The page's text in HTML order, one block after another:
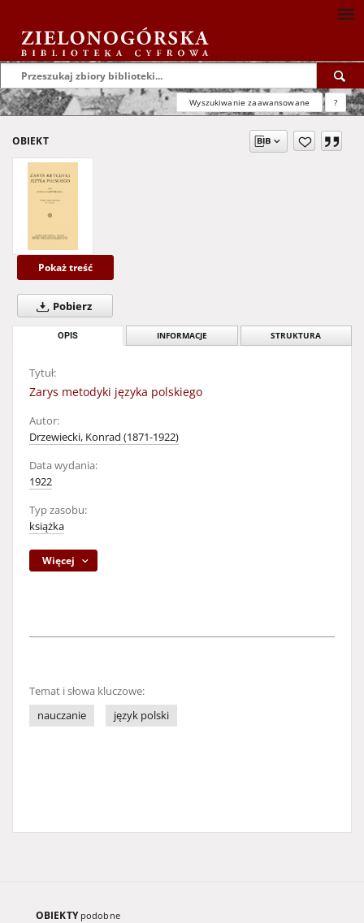
Wyszukiwanie zaawansowane ?
OBIEKT
Pokaż treść
Pobierz
OPIS INFORMACJE STRUKTURA
Tytuł:
Zarys metodyki języka polskiego
Autor:
Drzewiecki, Konrad (1871-1922)
Data wydania:
1922
Typ zasobu:
książka
Więcej
Temat i słowa kluczowe:
nauczanie
język polski
OBIEKTY podobne